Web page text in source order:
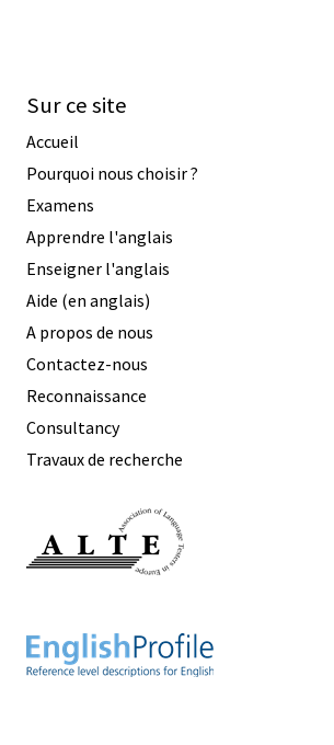
Sur ce site
Accueil
Pourquoi nous choisir ?
Examens
Apprendre l'anglais
Enseigner l'anglais
Aide (en anglais)
A propos de nous
Contactez-nous
Reconnaissance
Consultancy
Travaux de recherche